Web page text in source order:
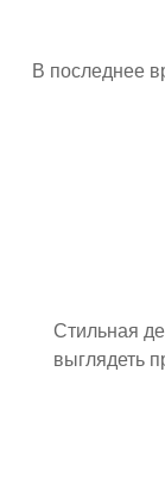
В последнее
Стильная
выглядеть